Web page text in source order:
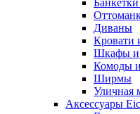
Диваны
Кровати
Шкафы и
Комоды
Ширмы
Уличная
Аксессуары